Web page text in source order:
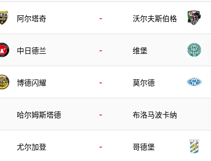
阿尔塔奇 - 沃尔夫斯伯格
中日德兰 - 维堡
博德闪耀 - 莫尔德
哈尔姆斯塔德 - 布洛马波卡纳
尤尔加登 - 哥德堡